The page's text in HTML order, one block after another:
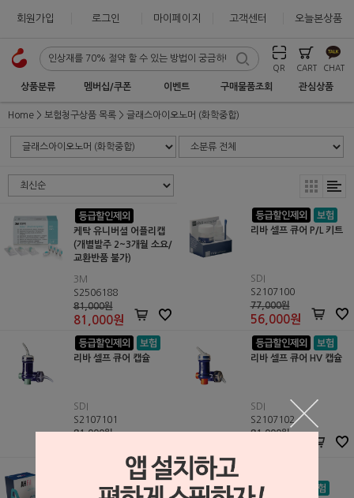
회원가입 로그인 마이페이지 고객센터 오늘본상품
QR CART CHAT
상품분류 멤버십/쿠폰 이벤트 구매물품조회 관심상품
Home 보험청구상품 목록 글래스아이오노머 (화학중합)
케탁 유니버셜 어플리캡
(개별발주 2~3개월 소요/
교환반품 불가)
3M
S2506188
81,000원
81,000원
리바 셀프 큐어 P/L 키트
SDI
S2107100
77,000원
56,000원
리바 셀프 큐어 캡슐
SDI
S2107101
81,000원
리바 셀프 큐어 HV 캡슐
SDI
S2107102
81,000원
AHfil 킷트 (전치부용)